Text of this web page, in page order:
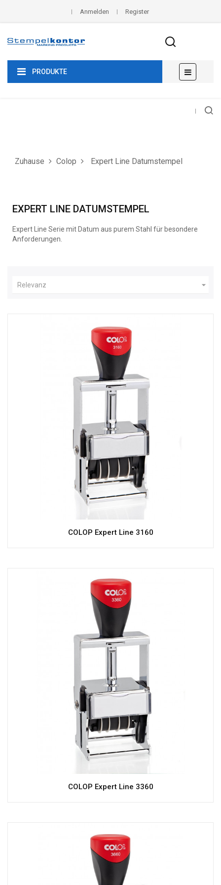
Anmelden Register
PRODUKTE
der
☰
Zuhause Colop Expert Line Datumstempel
EXPERT LINE DATUMSTEMPEL
Expert Line Serie mit Datum aus purem Stahl für besondere
Anforderungen.
Relevanz 
COLOP Expert Line 3160
COLOP Expert Line 3360